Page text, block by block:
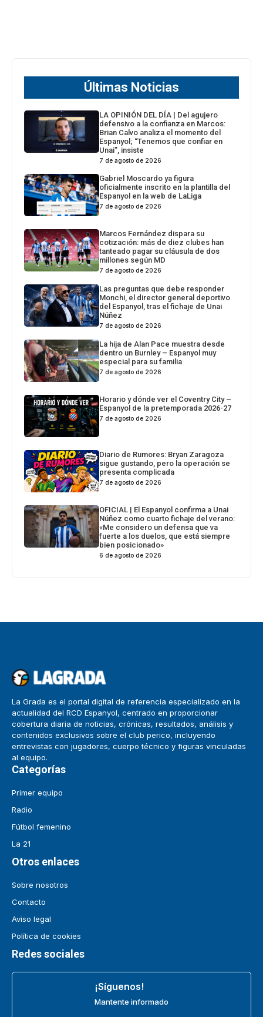
Últimas Noticias
LA OPINIÓN DEL DÍA | Del agujero
defensivo a la confianza en Marcos:
Brian Calvo analiza el momento del
Espanyol; “Tenemos que confiar en
Unai”, insiste
7 de agosto de 2026
Gabriel Moscardo ya figura
oficialmente inscrito en la plantilla del
Espanyol en la web de LaLiga
7 de agosto de 2026
Marcos Fernández dispara su
cotización: más de diez clubes han
tanteado pagar su cláusula de dos
millones según MD
7 de agosto de 2026
Las preguntas que debe responder
Monchi, el director general deportivo
del Espanyol, tras el fichaje de Unai
Núñez
7 de agosto de 2026
La hija de Alan Pace muestra desde
dentro un Burnley – Espanyol muy
especial para su familia
7 de agosto de 2026
Horario y dónde ver el Coventry City –
Espanyol de la pretemporada 2026-27
7 de agosto de 2026
Diario de Rumores: Bryan Zaragoza
sigue gustando, pero la operación se
presenta complicada
7 de agosto de 2026
OFICIAL | El Espanyol confirma a Unai
Núñez como cuarto fichaje del verano:
«Me considero un defensa que va
fuerte a los duelos, que está siempre
bien posicionado»
6 de agosto de 2026
La Grada es el portal digital de referencia especializado en la
actualidad del RCD Espanyol, centrado en proporcionar
cobertura diaria de noticias, crónicas, resultados, análisis y
contenidos exclusivos sobre el club perico, incluyendo
entrevistas con jugadores, cuerpo técnico y figuras vinculadas
al equipo.
Categorías
Primer equipo
Radio
Fútbol femenino
La 21
Otros enlaces
Sobre nosotros
Contacto
Aviso legal
Política de cookies
Redes sociales
¡Síguenos!
Mantente informado